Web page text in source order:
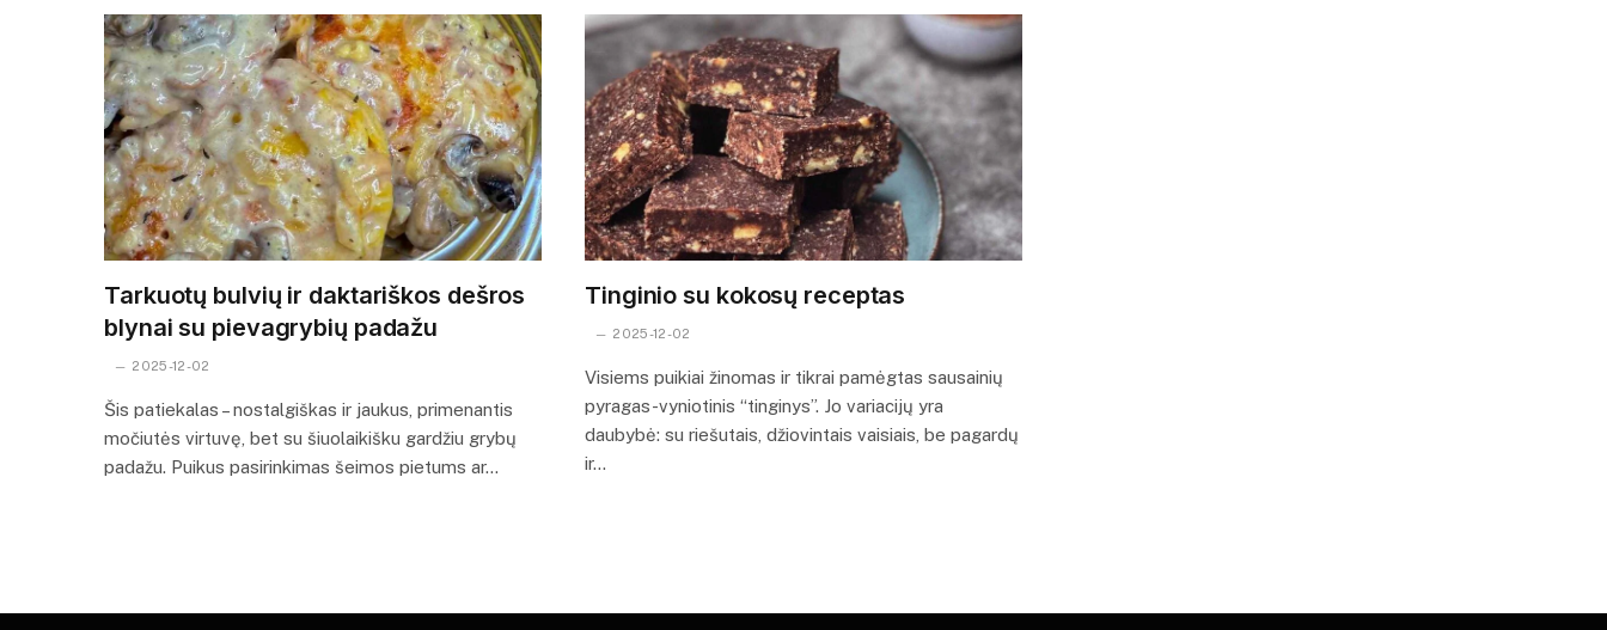
Tarkuotų bulvių ir daktariškos dešros
blynai su pievagrybių padažu
2025-12-02
Šis patiekalas – nostalgiškas ir jaukus, primenantis
močiutės virtuvę, bet su šiuolaikišku gardžiu grybų
padažu. Puikus pasirinkimas šeimos pietums ar…
Tinginio su kokosų receptas
2025-12-02
Visiems puikiai žinomas ir tikrai pamėgtas sausainių
pyragas-vyniotinis “tinginys”. Jo variacijų yra
daubybė: su riešutais, džiovintais vaisiais, be pagardų
ir…